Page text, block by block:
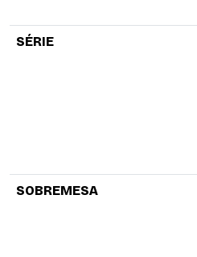
SÉRIE
SOBREMESA